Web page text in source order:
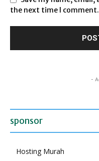
the next time I comment.
-
sponsor
Hosting Murah